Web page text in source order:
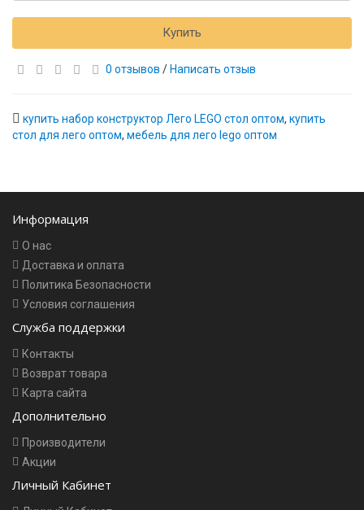
Купить
0 отзывов / Написать отзыв
купить набор конструктор Лего LEGO стол оптом, купить
стол для лего оптом, мебель для лего lego оптом
Информация
О нас
Доставка и оплата
Политика Безопасности
Условия соглашения
Служба поддержки
Контакты
Возврат товара
Карта сайта
Дополнительно
Производители
Акции
Личный Кабинет